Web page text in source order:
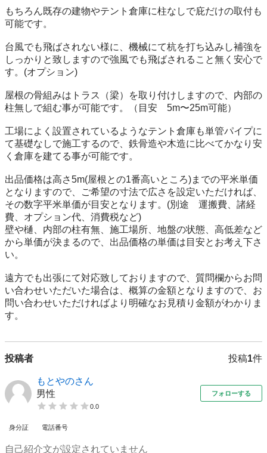
もちろん既存の建物やテント倉庫に柱なしで庇だけの取付も
可能です。
台風でも飛ばされない様に、機械にて杭を打ち込みし補強を
しっかりと致しますので強風でも飛ばされること無く安心で
す。(オプション)
屋根の骨組みはトラス（梁）を取り付けしますので、内部の
柱無しで組む事が可能です。（目安　5m〜25m可能）
工場によく設置されているようなテント倉庫も単管パイプに
て基礎なしで施工するので、鉄骨造や木造に比べてかなり安
く倉庫を建てる事が可能です。
出品価格は高さ5m(屋根との1番高いところ)までの平米単価
となりますので、ご希望の寸法で広さを設定いただければ、
その数字平米単価が目安となります。(別途　運搬費、諸経
費、オプション代、消費税など)
壁や樋、内部の柱有無、施工場所、地盤の状態、高低差など
から単価が決まるので、出品価格の単価は目安とお考え下さ
い。
遠方でも出張にて対応致しておりますので、質問欄からお問
い合わせいただいた場合は、概算の金額となりますので、お
問い合わせいただければより明確なお見積り金額がわかりま
す。
投稿者 投稿1件
もとやのさん
男性
0.0
フォローする
身分証 電話番号
自己紹介文が設定されていません